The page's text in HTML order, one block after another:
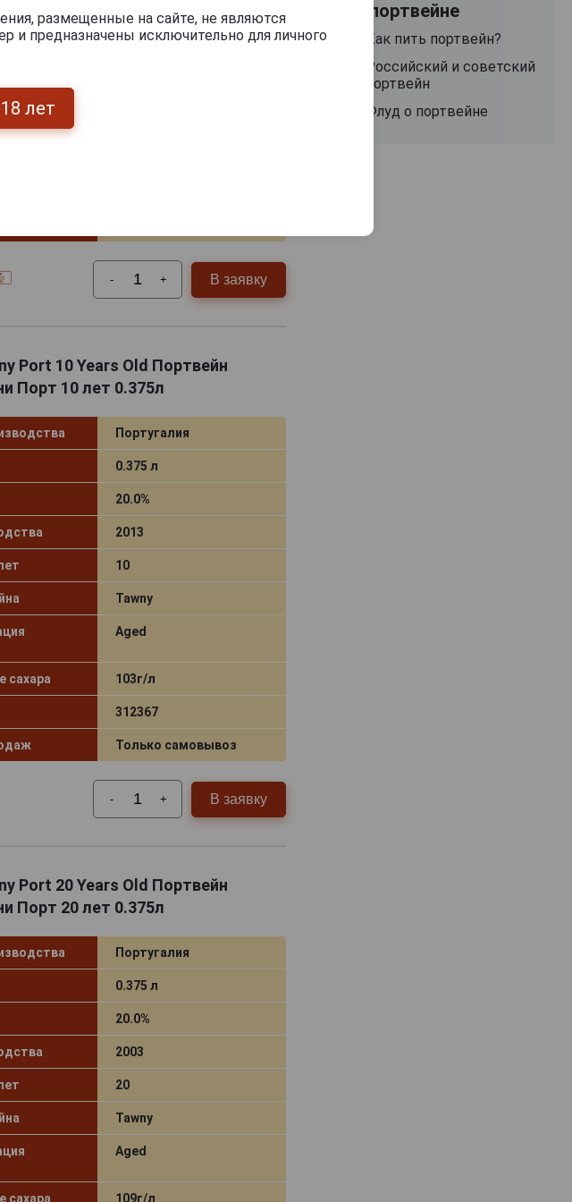
0.375 л
- + В заявку
Port 10 Years Old Портвейн
Порт 10 лет 0.375л
Португалия
0.375 л
20.0%
2013
10
Tawny
Aged
сахара 103г/л
312367
Только самовывоз
- + В заявку
Port 20 Years Old Портвейн
Порт 20 лет 0.375л
Португалия
0.375 л
20.0%
2003
20
Tawny
Aged
сахара 109г/л
О портвейне
Как пить портвейн?
Российский и советский
портвейн
Флуд о портвейне
размещенные на сайте, не являются
и предназначены исключительно для личного
лет